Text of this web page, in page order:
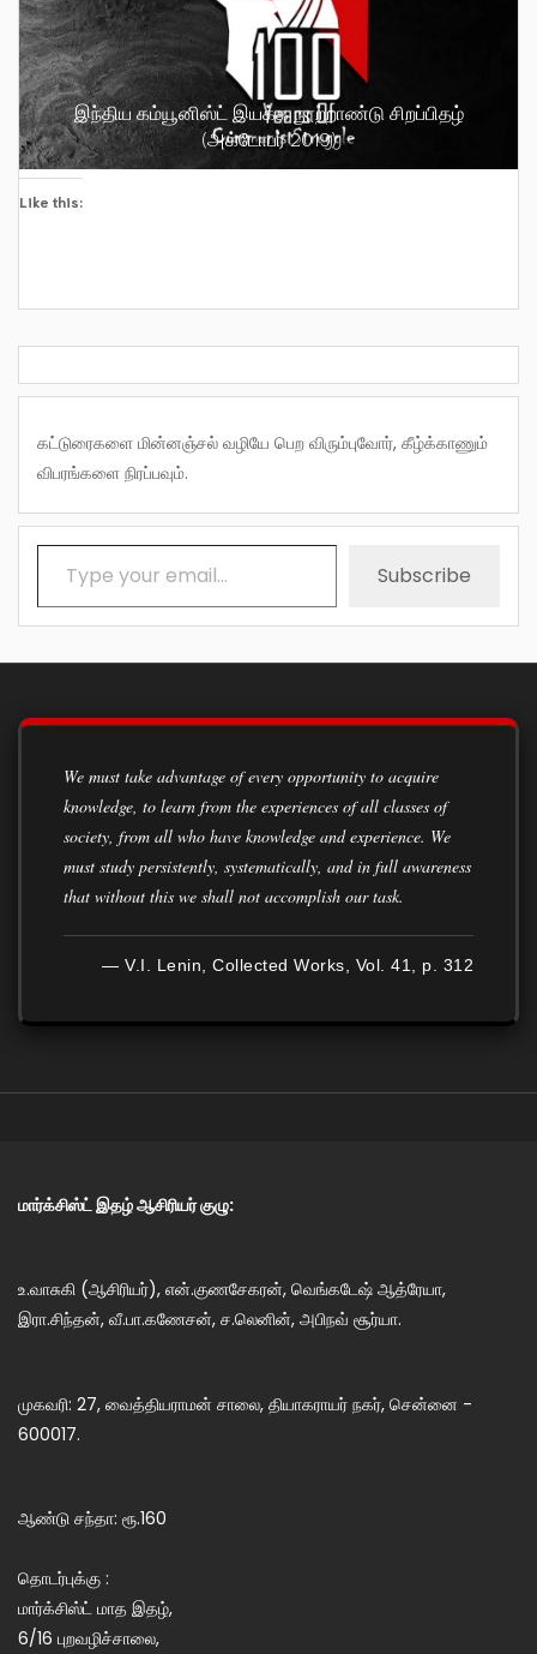
இந்திய கம்யூனிஸ்ட் இயக்க நூற்றாண்டு சிறப்பிதழ்
(அக்டோபர் 2019)
Like this:
கட்டுரைகளை மின்னஞ்சல் வழியே பெற விரும்புவோர், கீழ்க்காணும்
விபரங்களை நிரப்பவும்.
Type your email…
Subscribe
We must take advantage of every opportunity to acquire
knowledge, to learn from the experiences of all classes of
society, from all who have knowledge and experience. We
must study persistently, systematically, and in full awareness
that without this we shall not accomplish our task.
— V.I. Lenin, Collected Works, Vol. 41, p. 312
மார்க்சிஸ்ட் இதழ் ஆசிரியர் குழு:
உ.வாசுகி (ஆசிரியர்), என்.குணசேகரன், வெங்கடேஷ் ஆத்ரேயா,
இரா.சிந்தன், வீ.பா.கணேசன், ச.லெனின், அபிநவ் சூர்யா.
முகவரி: 27, வைத்தியராமன் சாலை, தியாகராயர் நகர், சென்னை -
600017.
ஆண்டு சந்தா: ரூ.160
தொடர்புக்கு :
மார்க்சிஸ்ட் மாத இதழ்,
6/16 புறவழிச்சாலை,